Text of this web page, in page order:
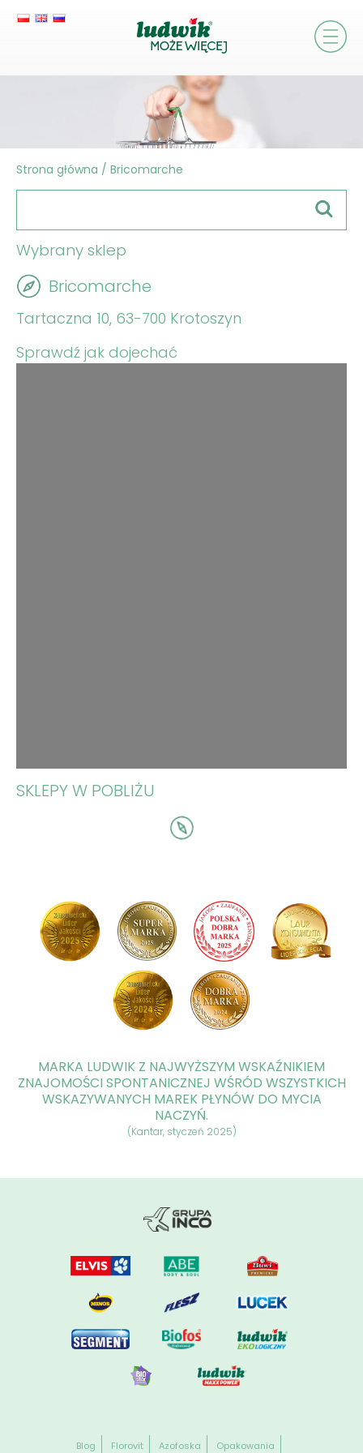
Strona główna / Bricomarche
Wybrany sklep
Bricomarche
Tartaczna 10, 63-700 Krotoszyn
Sprawdź jak dojechać
SKLEPY W POBLIŻU
MARKA LUDWIK Z NAJWYŻSZYM WSKAŹNIKIEM
ZNAJOMOŚCI SPONTANICZNEJ WŚRÓD WSZYSTKICH
WSKAZYWANYCH MAREK PŁYNÓW DO MYCIA
NACZYŃ.
(Kantar, styczeń 2025)
Blog Florovit Azofoska Opakowania